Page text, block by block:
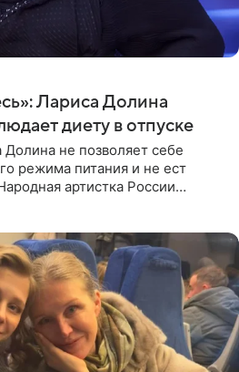
Лариса Долина
диету в отпуске
не позволяет себе
режима питания и не ест
артистка России